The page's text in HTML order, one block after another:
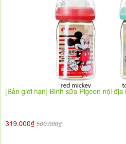
[Bản giới hạn] Bình sữa Pigeon nội địa
319.000₫ 500.000₫